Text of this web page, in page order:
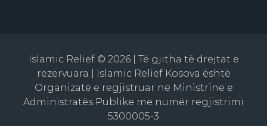
Islamic Relief © 2026 | Të gjitha të drejtat e
rezervuara | Islamic Relief Kosova është
Organizatë e regjistruar në Ministrinë e
Administratës Publike me numër regjistrimi
5300005-3